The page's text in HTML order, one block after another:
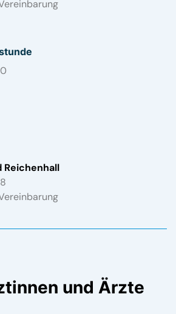
Reichenhall
und Ärzte